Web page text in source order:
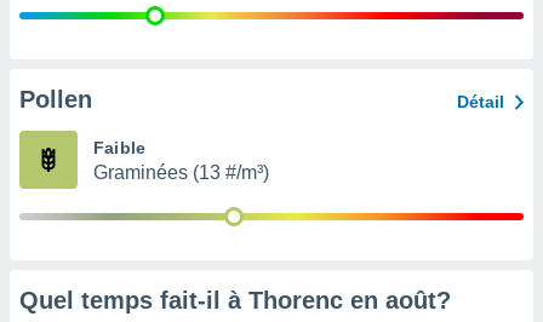
des
notre
Pollen Détail
Faible
Graminées (13 #/m³)
Quel temps fait-il à Thorenc en août?